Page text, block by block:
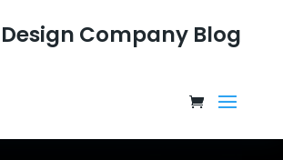
Company Blog